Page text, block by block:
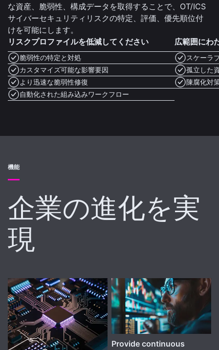
な資産、脆弱性、構成データを取得することで、OT/ICS
サイバーセキュリティリスクの特定、評価、優先順位付
けを可能にします。
リスクプロファイルを低減してください
脆弱性の特定と対処
カスタマイズ可能な影響要因
より迅速な脆弱性修復
自動化された組み込みワークフロー
広範囲にわ
スケーラ
孤立した
陳腐化対
機能
企業の進化を実
現
Provide continuous